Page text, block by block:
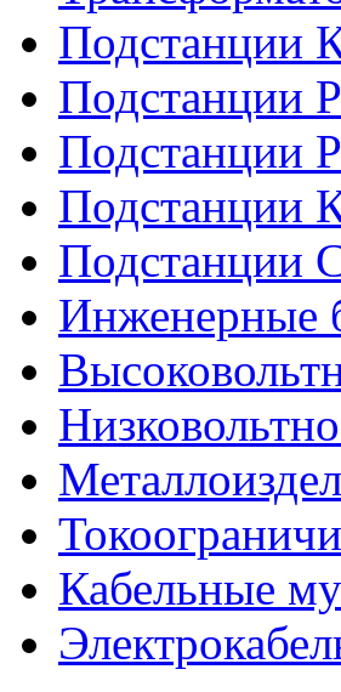
Подстанции
Подстанции
Подстанции
Подстанции
Подстанции
Инженерные
Кабельные